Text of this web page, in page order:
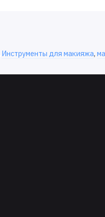
Инструменты для макияжа,